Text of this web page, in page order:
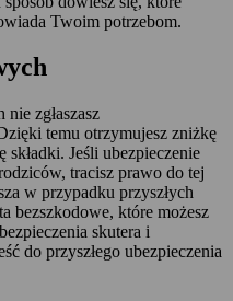
Twoim potrzebom.
zgłaszasz
temu otrzymujesz zniżkę
Jeśli ubezpieczenie
tracisz prawo do tej
w przypadku przyszłych
bezszkodowe, które możesz
skutera i
do przyszłego ubezpieczenia